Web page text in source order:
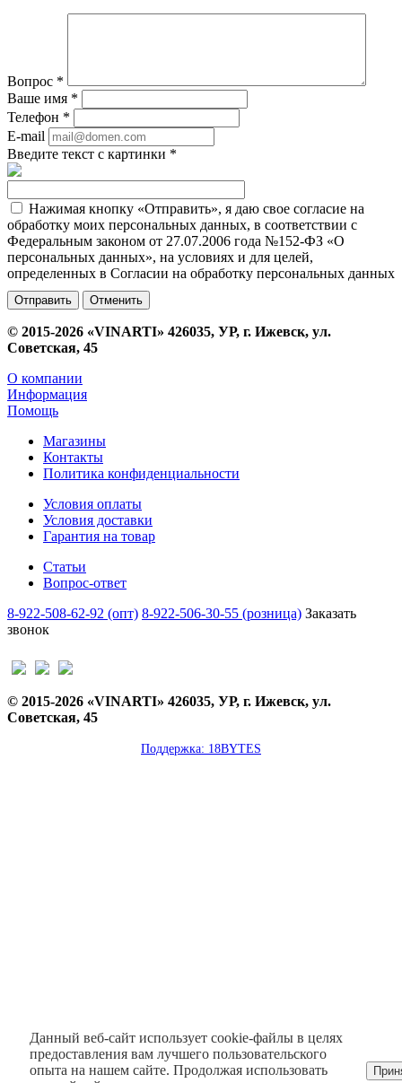
Вопрос *
Ваше имя *
Телефон *
E-mail
Введите текст с картинки *
Нажимая кнопку «Отправить», я даю свое согласие на
обработку моих персональных данных, в соответствии с
Федеральным законом от 27.07.2006 года №152-ФЗ «О
персональных данных», на условиях и для целей,
определенных в Согласии на обработку персональных данных
Отменить
© 2015-2026 «VINARTI» 426035, УР, г. Ижевск, ул.
Советская, 45
О компании
Информация
Помощь
Магазины
Контакты
Политика конфиденциальности
Условия оплаты
Условия доставки
Гарантия на товар
Статьи
Вопрос-ответ
8-922-508-62-92 (опт) 8-922-506-30-55 (розница) Заказать
звонок
© 2015-2026 «VINARTI» 426035, УР, г. Ижевск, ул.
Советская, 45
Поддержка: 18BYTES
Данный веб-сайт использует cookie-файлы в целях
предоставления вам лучшего пользовательского
опыта на нашем сайте. Продолжая использовать